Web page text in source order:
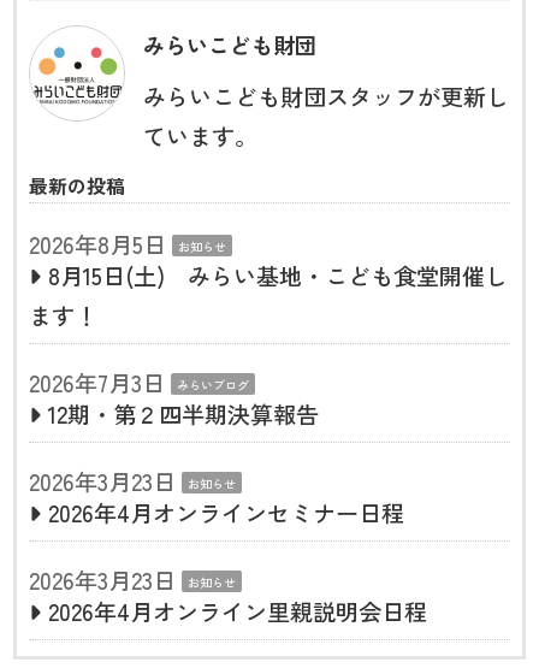
みらいこども財団
みらいこども財団スタッフが更新し
ています。
最新の投稿
2026年8月5日 お知らせ
8月15日(土) みらい基地・こども食堂開催し
ます！
2026年7月3日
みらいブログ
12期・第２四半期決算報告
2026年3月23日
お知らせ
2026年4月オンラインセミナー日程
2026年3月23日
お知らせ
2026年4月オンライン里親説明会日程